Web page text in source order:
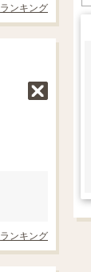
ランキング
ランキング